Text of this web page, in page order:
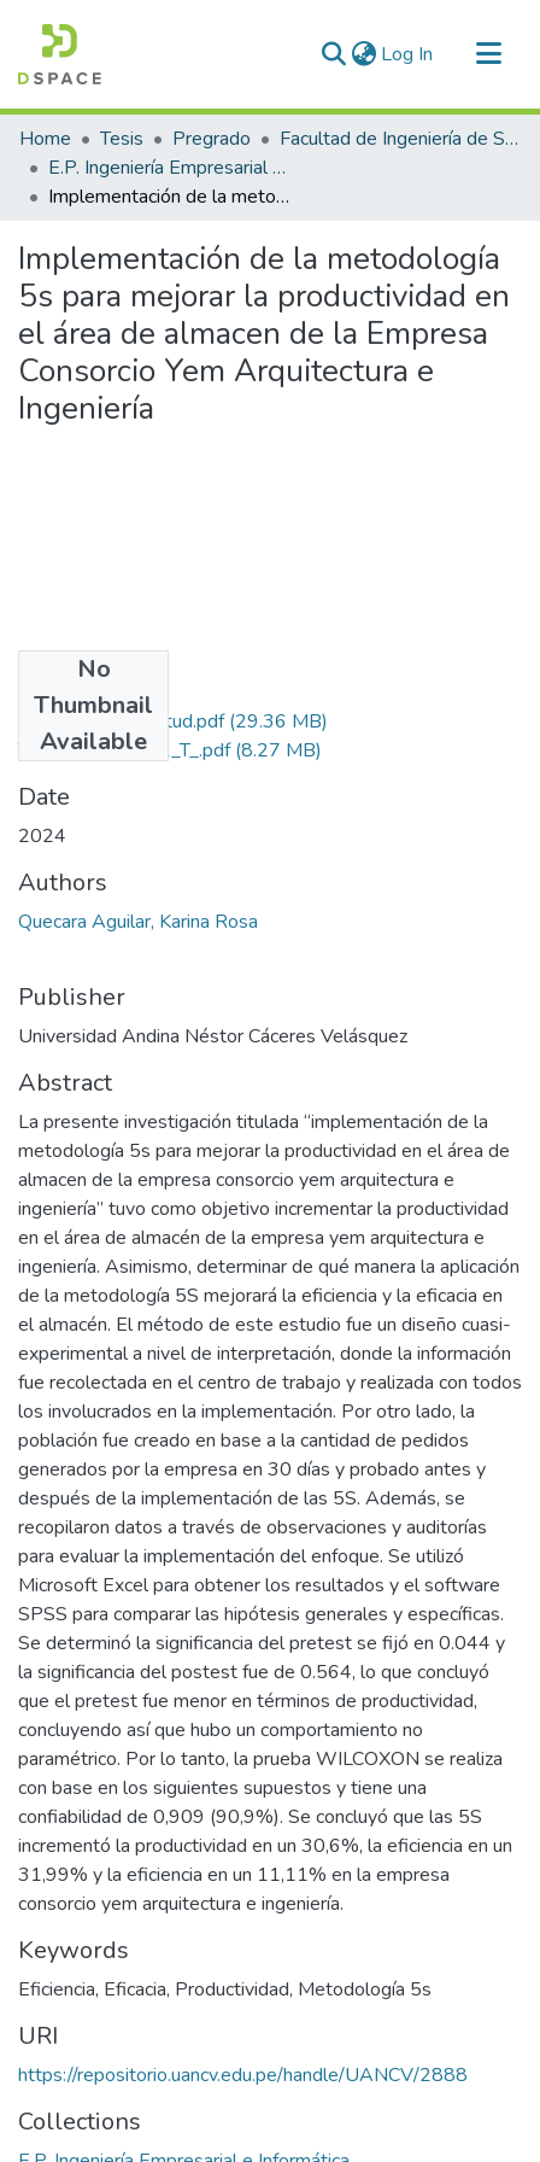
Log In (current)
Communities & Collections
All of DSpace
Statistics
Home Tesis Pregrado
Facultad de Ingeniería de Sistemas
E.P. Ingeniería Empresarial e Informática
Implementación de la metodología 5s para mejorar la productividad en el área de almacen de la Empresa Consorcio Yem Arquitectura e Ingeniería
Implementación de la metodología
5s para mejorar la productividad en
el área de almacen de la Empresa
Consorcio Yem Arquitectura e
Ingeniería
No
Thumbnail
Available
Grado de Similitud.pdf(29.36 MB)
T036_75340551_T_.pdf(8.27 MB)
Date
2024
Authors
Quecara Aguilar, Karina Rosa
Publisher
Universidad Andina Néstor Cáceres Velásquez
Abstract
La presente investigación titulada “implementación de la
metodología 5s para mejorar la productividad en el área de
almacen de la empresa consorcio yem arquitectura e
ingeniería” tuvo como objetivo incrementar la productividad
en el área de almacén de la empresa yem arquitectura e
ingeniería. Asimismo, determinar de qué manera la aplicación
de la metodología 5S mejorará la eficiencia y la eficacia en
el almacén. El método de este estudio fue un diseño cuasi-
experimental a nivel de interpretación, donde la información
fue recolectada en el centro de trabajo y realizada con todos
los involucrados en la implementación. Por otro lado, la
población fue creado en base a la cantidad de pedidos
generados por la empresa en 30 días y probado antes y
después de la implementación de las 5S. Además, se
recopilaron datos a través de observaciones y auditorías
para evaluar la implementación del enfoque. Se utilizó
Microsoft Excel para obtener los resultados y el software
SPSS para comparar las hipótesis generales y específicas.
Se determinó la significancia del pretest se fijó en 0.044 y
la significancia del postest fue de 0.564, lo que concluyó
que el pretest fue menor en términos de productividad,
concluyendo así que hubo un comportamiento no
paramétrico. Por lo tanto, la prueba WILCOXON se realiza
con base en los siguientes supuestos y tiene una
confiabilidad de 0,909 (90,9%). Se concluyó que las 5S
incrementó la productividad en un 30,6%, la eficiencia en un
31,99% y la eficiencia en un 11,11% en la empresa
consorcio yem arquitectura e ingeniería.
Keywords
Eficiencia, Eficacia, Productividad, Metodología 5s
URI
https://repositorio.uancv.edu.pe/handle/UANCV/2888
Collections